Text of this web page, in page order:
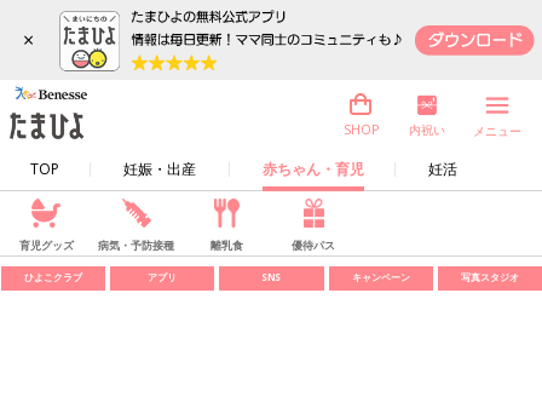
×
TOP 妊娠・出産 赤ちゃん・育児 妊活
SHOP 内祝い メニュー
育児グッズ 病気・予防接種 離乳食 優待パス
ひよこクラブ アプリ SNS キャンペーン 写真スタジオ